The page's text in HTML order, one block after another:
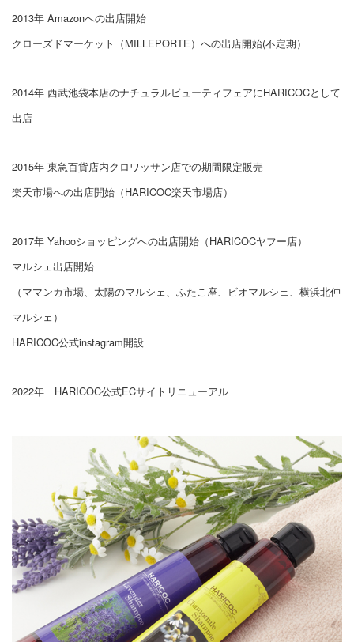
2013年 Amazonへの出店開始
クローズドマーケット（MILLEPORTE）への出店開始(不定期）
2014年 西武池袋本店のナチュラルビューティフェアにHARICOCとして
出店
2015年 東急百貨店内クロワッサン店での期間限定販売
楽天市場への出店開始（HARICOC楽天市場店）
2017年 Yahooショッピングへの出店開始（HARICOCヤフー店）
マルシェ出店開始
（ママンカ市場、太陽のマルシェ、ふたこ座、ビオマルシェ、横浜北仲
マルシェ）
HARICOC公式instagram開設
2022年 HARICOC公式ECサイトリニューアル